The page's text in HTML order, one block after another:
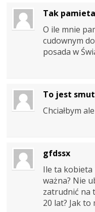
Tak
O ile mnie
cudownym
posada w
To jest
Chciałbym
gfdssx
Ile ta kobieta
ważna? Nie
zatrudnić na
20 lat? Jak